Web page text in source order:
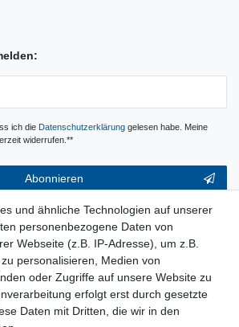
ich die Daten­schutz­erklärunggelesen habe. Meine
widerrufen.**
Abonnieren
** Hierbei handelt es sich um ein Pflichtfeld.
und ähnliche Technologien auf unserer
personenbezogene Daten von
Webseite (z.B. IP-Adresse), um z.B.
personalisieren, Medien von
oder Zugriffe auf unsere Website zu
erfolgt erst durch gesetzte
Daten mit Dritten, die wir in den